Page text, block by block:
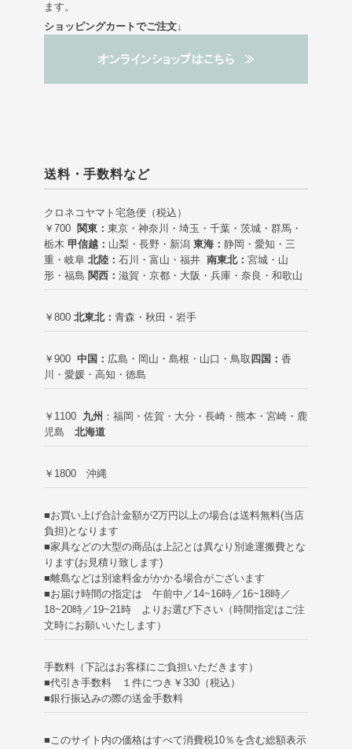
ます。
ショッピングカートでご注文↓
送料・手数料など
クロネコヤマト宅急便（税込）
￥700
関東： 東京・神奈川・埼玉・千葉・茨城・群馬・
栃木 甲信越： 山梨・長野・新潟 東海： 静岡・愛知・三
重・岐阜 北陸： 石川・富山・福井 南東北： 宮城・山
形・福島 関西： 滋賀・京都・大阪・兵庫・奈良・和歌山
￥800 北東北： 青森・秋田・岩手
￥900 中国： 広島・岡山・島根・山口・鳥取 四国： 香
川・愛媛・高知・徳島
￥1100 九州 ：福岡・佐賀・大分・長崎・熊本・宮崎・鹿
児島 北海道
￥1800 沖縄
■お買い上げ合計金額が2万円以上の場合は送料無料(当店
負担)となります
■家具などの大型の商品は上記とは異なり別途運搬費とな
ります(お見積り致します)
■離島などは別途料金がかかる場合がございます
■お届け時間の指定は 午前中／14~16時／16~18時／
18~20時／19~21時 よりお選び下さい（時間指定はご注
文時にお願いいたします）
手数料（下記はお客様にご負担いただきます）
■代引き手数料 １件につき￥330（税込）
■銀行振込みの際の送金手数料
■このサイト内の価格はすべて消費税10％を含む総額表示